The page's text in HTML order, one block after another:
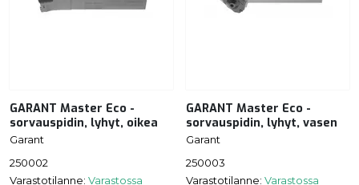
GARANT Master Eco -
sorvauspidin, lyhyt, oikea
Garant
250002
Varastotilanne: Varastossa
GARANT Master Eco -
sorvauspidin, lyhyt, vasen
Garant
250003
Varastotilanne: Varastossa